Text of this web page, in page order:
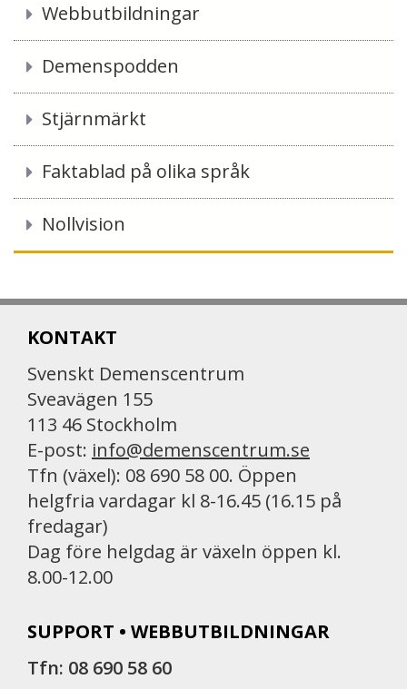
Webbutbildningar
Demenspodden
Stjärnmärkt
Faktablad på olika språk
Nollvision
KONTAKT
Svenskt Demenscentrum
Sveavägen 155
113 46 Stockholm
E-post: info@demenscentrum.se
Tfn (växel): 08 690 58 00. Öppen
helgfria vardagar kl 8-16.45 (16.15 på
fredagar)
Dag före helgdag är växeln öppen kl.
8.00-12.00
SUPPORT • WEBBUTBILDNINGAR
Tfn: 08 690 58 60